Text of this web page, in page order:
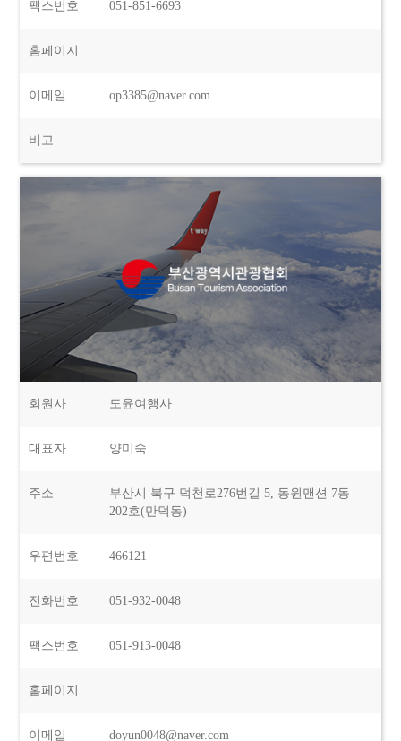
팩스번호 051-851-6693
홈페이지
이메일 op3385@naver.com
비고
회원사 도윤여행사
대표자 양미숙
주소
부산시 북구 덕천로276번길 5, 동원맨션 7동
202호(만덕동)
우편번호 466121
전화번호 051-932-0048
팩스번호 051-913-0048
홈페이지
이메일 doyun0048@naver.com